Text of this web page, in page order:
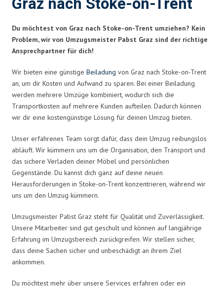
Du möchtest von Graz nach Stoke-on-Trent umziehen? Kein
Problem, wir von Umzugsmeister Pabst Graz sind der richtige
Ansprechpartner für dich!
Wir bieten eine günstige Beiladung von Graz nach Stoke-on-Trent
an, um dir Kosten und Aufwand zu sparen. Bei einer Beiladung
werden mehrere Umzüge kombiniert, wodurch sich die
Transportkosten auf mehrere Kunden aufteilen. Dadurch können
wir dir eine kostengünstige Lösung für deinen Umzug bieten.
Unser erfahrenes Team sorgt dafür, dass dein Umzug reibungslos
abläuft. Wir kümmern uns um die Organisation, den Transport und
das sichere Verladen deiner Möbel und persönlichen
Gegenstände. Du kannst dich ganz auf deine neuen
Herausforderungen in Stoke-on-Trent konzentrieren, während wir
uns um den Umzug kümmern.
Umzugsmeister Pabst Graz steht für Qualität und Zuverlässigkeit.
Unsere Mitarbeiter sind gut geschult und können auf langjährige
Erfahrung im Umzugsbereich zurückgreifen. Wir stellen sicher,
dass deine Sachen sicher und unbeschädigt an ihrem Ziel
ankommen.
Du möchtest mehr über unsere Services erfahren oder ein